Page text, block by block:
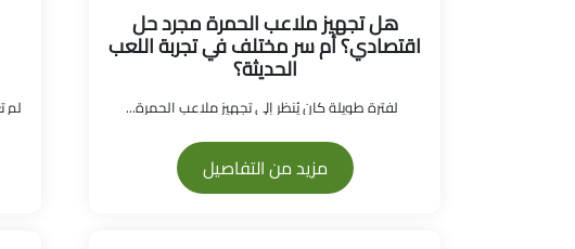
هل تجهيز ملاعب الحمرة مجرد حل
اقتصادي؟ أم سر مختلف في تجربة اللعب
الحديثة؟
لفترة طويلة كان يُنظر إلى تجهيز ملاعب الحمرة...
مزيد من التفاصيل